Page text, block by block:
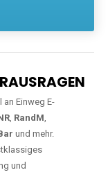
an Einweg E-
, RandM,
und mehr.
und